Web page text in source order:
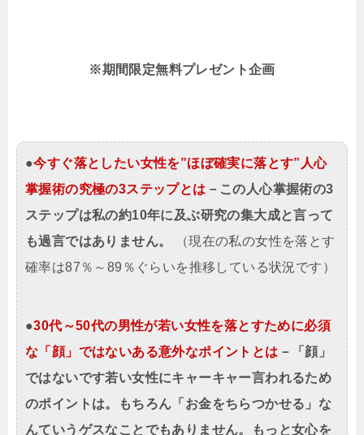
※期間限定無料プレゼント企画
●今すぐ落としたい女性を”ほぼ確実に落とす”人心
掌握術の究極の3ステップとは －この人心掌握術の3
ステップは私の約10年に及ぶ研究の集大成と言って
も過言ではありません。
（現在の私の女性を落とす
確率は87％～89％ぐらいを推移している状況です）
●30代～50代の男性が若い女性を落とすために必須
な「顔」ではないある意外なポイントとは －「顔」
ではないです若い女性にキャーキャー言われるため
のポイントは。もちろん「お金をちらつかせる」な
んていうゲスなことでもありません。もっと女心を